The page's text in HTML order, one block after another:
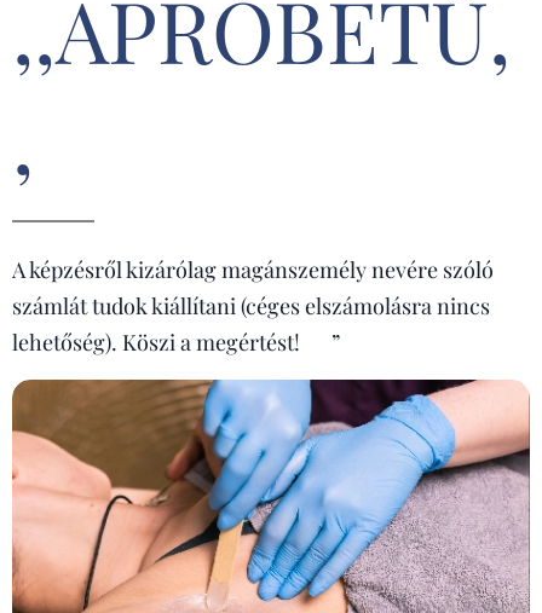
,,APRÓBETŰ,
,
A képzésről kizárólag magánszemély nevére szóló
számlát tudok kiállítani (céges elszámolásra nincs
lehetőség). Köszi a megértést! 🙌”